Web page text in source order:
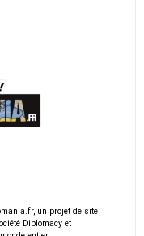
un projet de site
Diplomacy et